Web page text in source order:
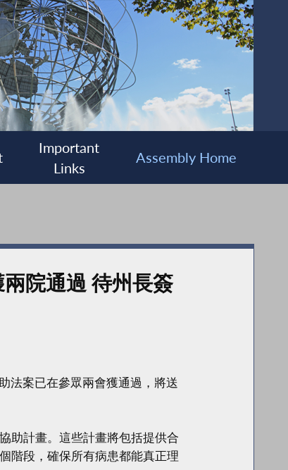
Important
Links
Assembly Home
院通過 待州長簽
法案已在參眾兩會獲通過，將送
助計畫。這些計畫將包括提供合
階段，確保所有病患都能真正理